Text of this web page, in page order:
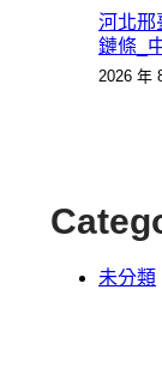
河北邢
鏈條_
2026 年
未分類